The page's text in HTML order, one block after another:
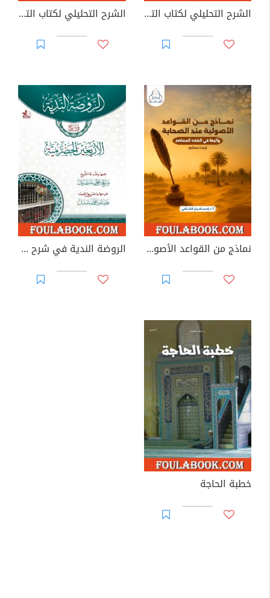
الشرح التحليلي لكتاب التفسير من صحيح مسلم بن الحجاج - الجزء الثاني الشرح التحليلي لكتاب التفسير من صحيح مسلم بن الحجاج - الجزء الثالث
نماذج من القواعد الأصولية عند الصحابة وأثرها في الفقه المعاصر الروضة الندية في شرح الأربعين الحضرمية
خطبة الحاجة